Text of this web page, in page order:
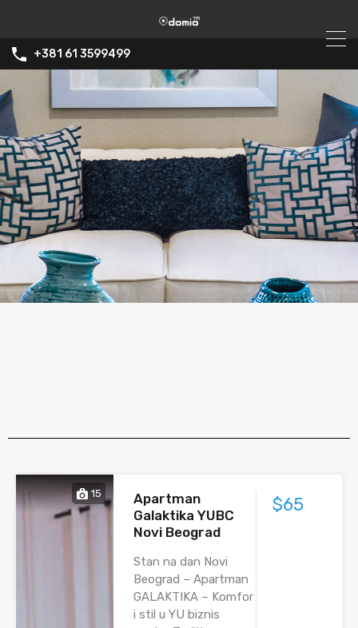
+381 61 3599499
15
Apartman
Galaktika YUBC
Novi Beograd
Stan na dan Novi
Beograd – Apartman
GALAKTIKA – Komfor
i stil u YU biznis
$65